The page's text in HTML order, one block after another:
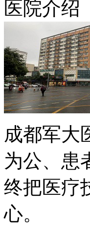
医院介绍
成都军大
为公、患
终把医疗
心。